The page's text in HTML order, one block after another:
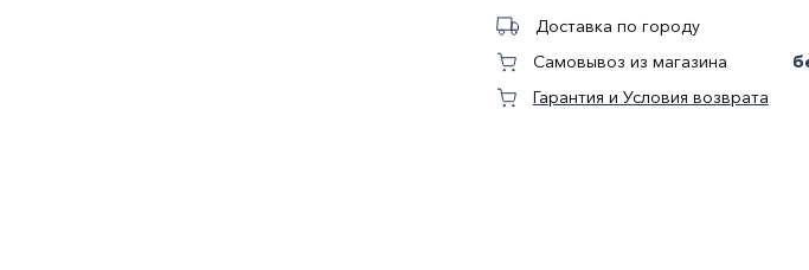
Доставка по городу
Самовывоз из магазина
Гарантия и Условия возврата